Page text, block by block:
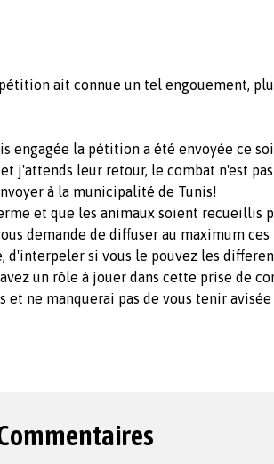
ait connue un tel engouement,
engagée la pétition a été envoyée ce
j'attends leur retour, le combat n'est
à la municipalité de Tunis!
et que les animaux soient recueillis
demande de diffuser au maximum
d'interpeler si vous le pouvez les
avez un rôle à jouer dans cette prise de
et ne manquerai pas de vous tenir